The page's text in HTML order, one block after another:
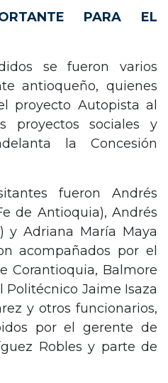
PARA EL
se fueron varios
antioqueño, quienes
proyecto Autopista al
proyectos sociales y
la Concesión
fueron Andrés
de Antioquia), Andrés
y Adriana María Maya
acompañados por el
Corantioquia, Balmore
Politécnico Jaime Isaza
y otros funcionarios,
por el gerente de
Robles y parte de